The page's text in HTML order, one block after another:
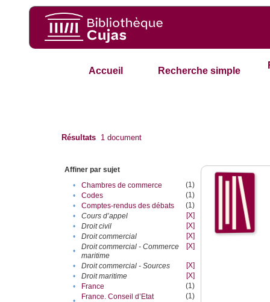
Accueil Recherche simple
Résultats 1 document
Affiner par sujet
•
Chambres de commerce
(1)
•
Codes
(1)
•
Comptes-rendus des débats
(1)
•
Cours d’appel
[X]
•
Droit civil
[X]
•
Droit commercial
[X]
•
Droit commercial - Commerce
maritime
[X]
• Droit commercial - Sources
[X]
•
Droit maritime
[X]
•
France
(1)
France. Conseil d’Etat
(1)